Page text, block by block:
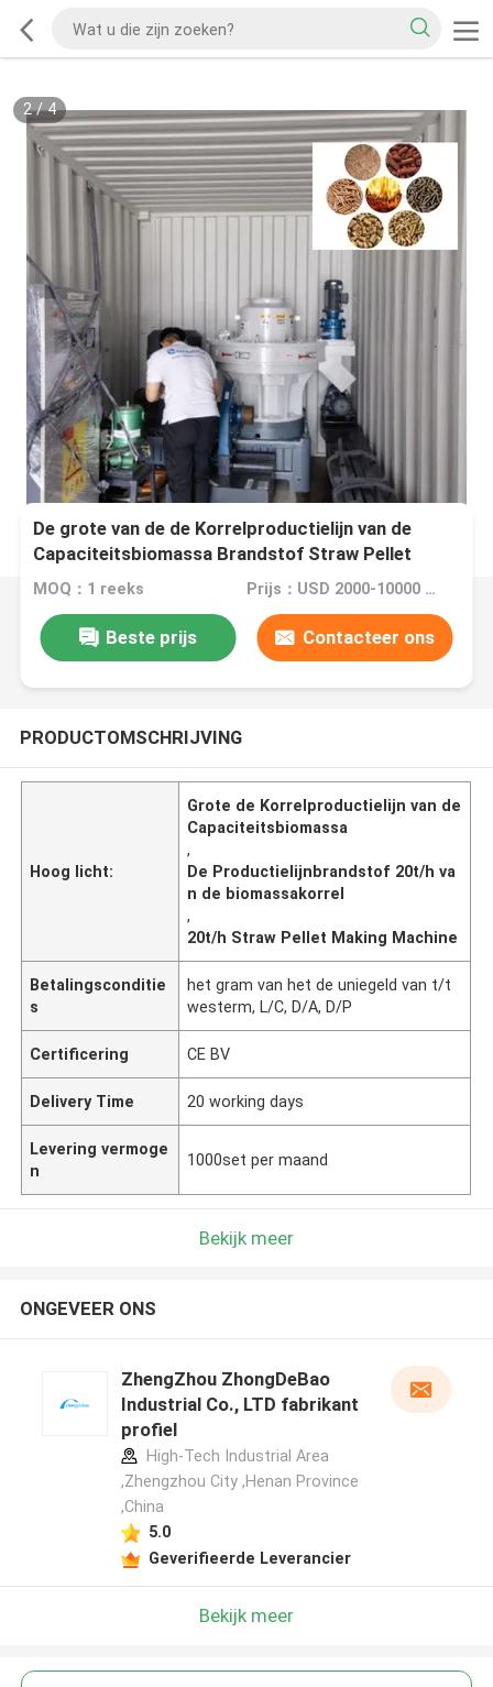
2/4
De grote van de de Korrelproductielijn van de
Capaciteitsbiomassa Brandstof Straw Pellet
Making Machine
MOQ：1 reeks Prijs：USD 2000-10000 Set
Beste prijs Contacteer ons
PRODUCTOMSCHRIJVING
Hoog licht:
Grote de Korrelproductielijn van de
Capaciteitsbiomassa
,
De Productielijnbrandstof 20t/h va
n de biomassakorrel
,
20t/h Straw Pellet Making Machine
Betalingsconditie
s
het gram van het de uniegeld van t/t
westerm, L/C, D/A, D/P
Certificering CE BV
Delivery Time 20 working days
Levering vermoge
n
1000set per maand
Bekijk meer
ONGEVEER ONS
ZhengZhou ZhongDeBao
Industrial Co., LTD fabrikant
profiel
High-Tech Industrial Area
,Zhengzhou City ,Henan Province
,China
5.0
Geverifieerde Leverancier
Bekijk meer